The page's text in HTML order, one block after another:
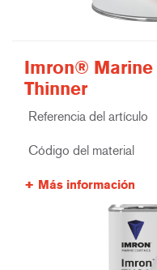
Imron®
Thinner
Referencia del artículo
Código del material
Más información